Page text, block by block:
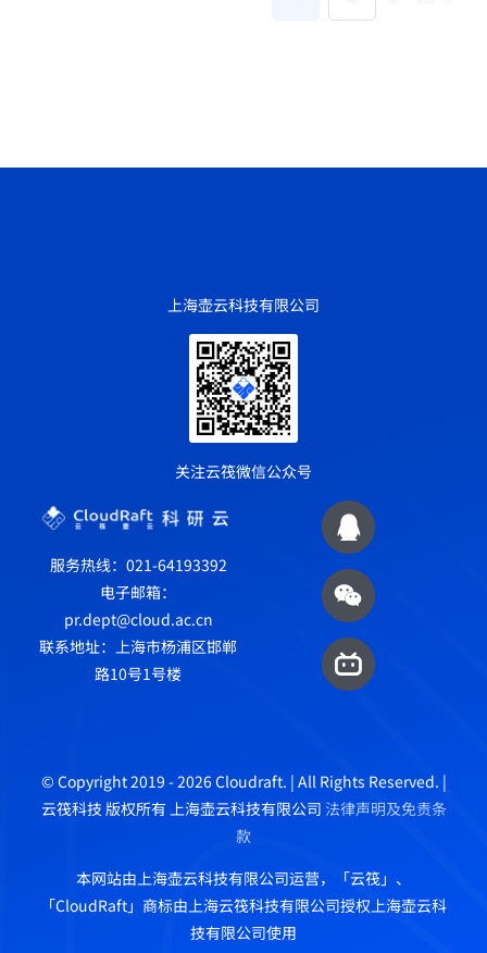
上海壶云科技有限公司
关注云筏微信公众号
服务热线：021-64193392
电子邮箱：
pr.dept@cloud.ac.cn
联系地址：上海市杨浦区邯郸
路10号1号楼
© Copyright 2019 - 2026 Cloudraft. | All Rights Reserved. |
云筏科技 版权所有 上海壶云科技有限公司 法律声明及免责条
款
本网站由上海壶云科技有限公司运营，「云筏」、
「CloudRaft」商标由上海云筏科技有限公司授权上海壶云科
技有限公司使用